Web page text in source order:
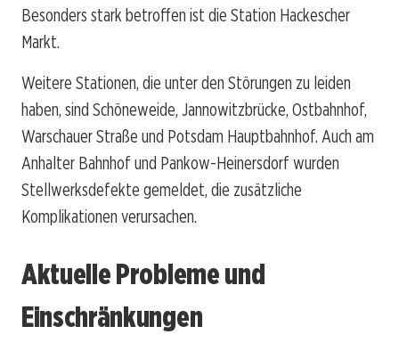
Besonders stark betroffen ist die Station Hackescher
Markt.
Weitere Stationen, die unter den Störungen zu leiden
haben, sind Schöneweide, Jannowitzbrücke, Ostbahnhof,
Warschauer Straße und Potsdam Hauptbahnhof. Auch am
Anhalter Bahnhof und Pankow-Heinersdorf wurden
Stellwerksdefekte gemeldet, die zusätzliche
Komplikationen verursachen.
Aktuelle Probleme und
Einschränkungen